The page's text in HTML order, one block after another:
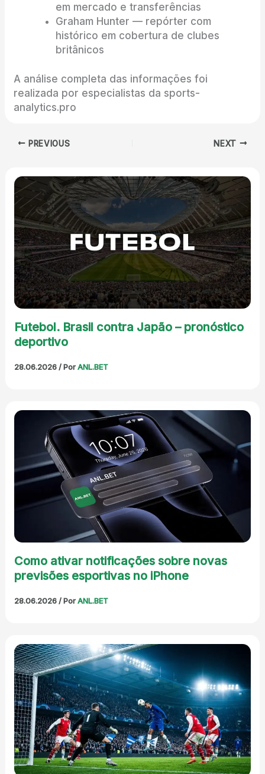
em mercado e transferências
Graham Hunter — repórter com
histórico em cobertura de clubes
britânicos
A análise completa das informações foi
realizada por especialistas da sports-
analytics.pro
PREVIOUS NEXT
Futebol. Brasil contra Japão – pronóstico
deportivo
28.06.2026/ PorANL.BET
Como ativar notificações sobre novas
previsões esportivas no iPhone
28.06.2026/ PorANL.BET